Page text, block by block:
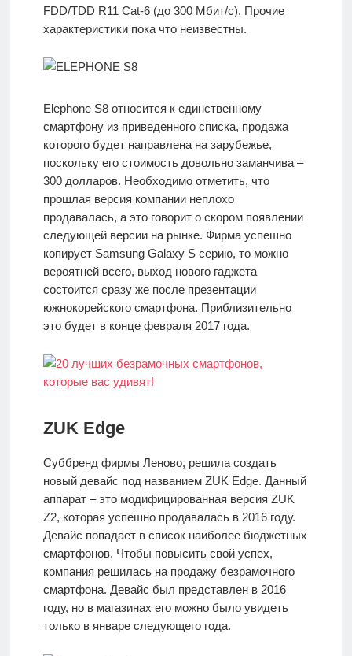
FDD/TDD R11 Cat-6 (до 300 Мбит/с). Прочие
характеристики пока что неизвестны.
Elephone S8 относится к единственному
смартфону из приведенного списка, продажа
которого будет направлена на зарубежье,
поскольку его стоимость довольно заманчива –
300 долларов. Необходимо отметить, что
прошлая версия компании неплохо
продавалась, а это говорит о скором появлении
следующей версии на рынке. Фирма успешно
копирует Samsung Galaxy S серию, то можно
вероятней всего, выход нового гаджета
состоится сразу же после презентации
южнокорейского смартфона. Приблизительно
это будет в конце февраля 2017 года.
ZUK Edge
Суббренд фирмы Леново, решила создать
новый девайс под названием ZUK Edge. Данный
аппарат – это модифицированная версия ZUK
Z2, которая успешно продавалась в 2016 году.
Девайс попадает в список наиболее бюджетных
смартфонов. Чтобы повысить свой успех,
компания решилась на продажу безрамочного
смартфона. Девайс был представлен в 2016
году, но в магазинах его можно было увидеть
только в январе следующего года.